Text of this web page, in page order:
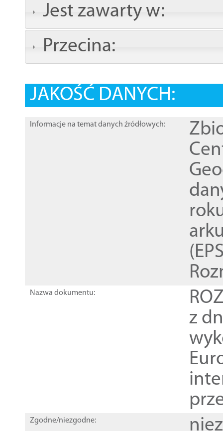
Jest zawarty w:
Przecina:
JAKOŚĆ DANYCH:
Informacje na temat danych źródłowych:
Nazwa dokumentu:
z
Zgodne/niezgodne: